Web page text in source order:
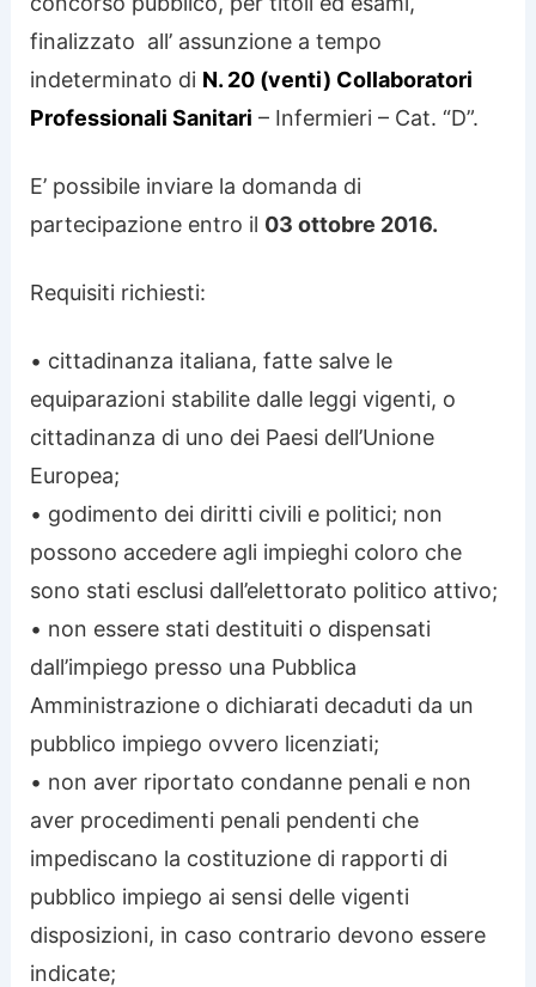
finalizzato all’ assunzione a tempo
indeterminato di N. 20 (venti) Collaboratori
Professionali Sanitari – Infermieri – Cat. “D”.
E’ possibile inviare la domanda di
partecipazione entro il 03 ottobre 2016.
Requisiti richiesti:
• cittadinanza italiana, fatte salve le
equiparazioni stabilite dalle leggi vigenti, o
cittadinanza di uno dei Paesi dell’Unione
Europea;
• godimento dei diritti civili e politici; non
possono accedere agli impieghi coloro che
sono stati esclusi dall’elettorato politico attivo;
• non essere stati destituiti o dispensati
dall’impiego presso una Pubblica
Amministrazione o dichiarati decaduti da un
pubblico impiego ovvero licenziati;
• non aver riportato condanne penali e non
aver procedimenti penali pendenti che
impediscano la costituzione di rapporti di
pubblico impiego ai sensi delle vigenti
disposizioni, in caso contrario devono essere
indicate;